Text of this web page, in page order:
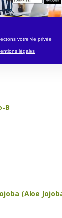
votre vie privée
légales
B
(Aloe